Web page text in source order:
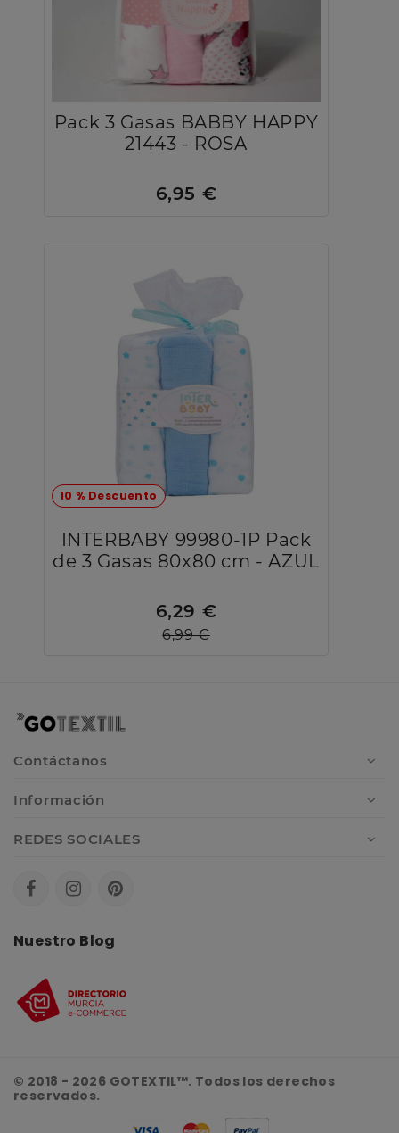
Pack 3 Gasas BABBY HAPPY
21443 - ROSA
6,95 €
10 % Descuento
INTERBABY 99980-1P Pack
de 3 Gasas 80x80 cm - AZUL
6,29 €
6,99 €
Contáctanos
Información
REDES SOCIALES
Nuestro Blog
© 2018 - 2026 GOTEXTIL™. Todos los derechos
reservados.